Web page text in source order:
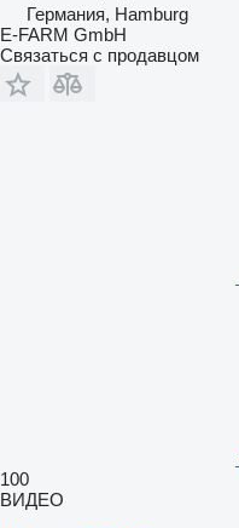
Германия, Hamburg
E-FARM GmbH
Связаться с продавцом
100
ВИДЕО